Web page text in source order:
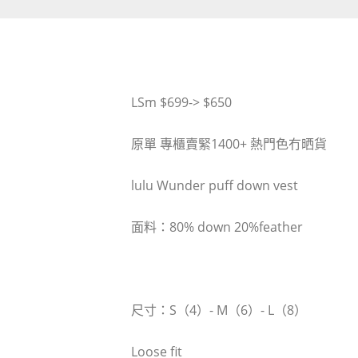
LSm $699-> $650
原單 專櫃賣緊1400+ 熱門色冇晒貨
lulu Wunder puff down vest
面料：80% down 20%feather
尺寸：S（4）- M（6）- L（8）
Loose fit